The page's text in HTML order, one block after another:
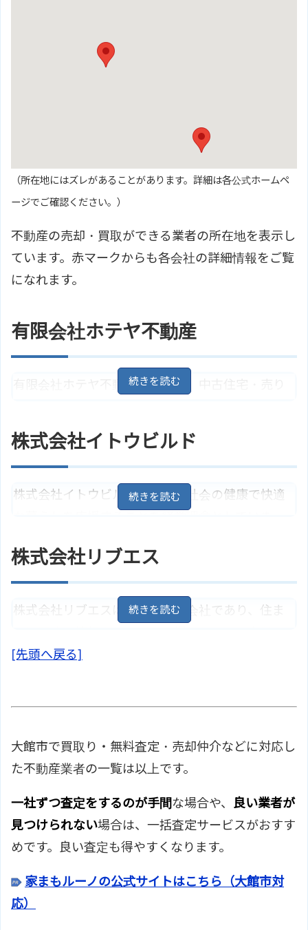
（所在地にはズレがあることがあります。詳細は各公式ホームペ
ージでご確認ください。）
不動産の売却・買取ができる業者の所在地を表示し
ています。赤マークからも各会社の詳細情報をご覧
になれます。
有限会社ホテヤ不動産
有限会社ホテヤ不動産は分譲地、中古住宅・売り
やマンション、貸家、貸店舗・事務所な賃貸物件
も提供している会社です。
住所 秋田県大館市字桂城34地図
ＪＲ花輪線「東大館駅」より徒歩1
ホームページ
こちら
株式会社イトウビルド
株式会社イトウビルドは、地域社会の健康で快適
への重点を置いており、「呼吸する家」という独
自のコンセプトを持っています。新築や土地、中
古住宅などの取引を行っています。
ホームページ
こちら
株式会社リブエス
株式会社リブエスは総合不動産会社であり、住ま
で、親切なスタッフがお客様一人ひとりのニーズ
住所
１５地図
アクセス
大館駅/ＪＲ奥羽本線より徒歩8分
ホームページ
ら
[先頭へ戻る]
大館市で買取り・無料査定・売却仲介などに対応し
た不動産業者の一覧は以上です。
一社ずつ査定をするのが手間な場合や、 良い業者が
見つけられない場合は、一括査定サービスがおすす
めです。良い査定も得やすくなります。
家まもルーノの公式サイトはこちら（大館市対
応）